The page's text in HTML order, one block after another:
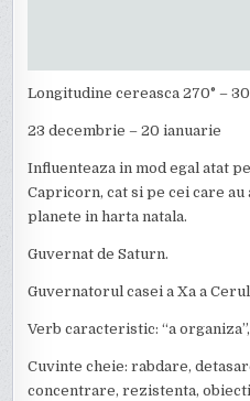
Longitudine cereasca 270° –
23 decembrie – 20 ianuarie
Influenteaza in mod egal atat
Capricorn, cat si pe cei care
planete in harta natala.
Guvernat de Saturn.
Guvernatorul casei a Xa a
Verb caracteristic: “a organiza”,
Cuvinte cheie: rabdare,
concentrare, rezistenta,